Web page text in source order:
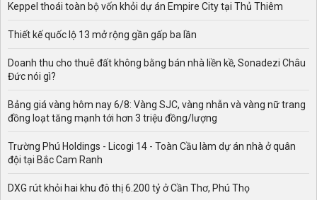
Keppel thoái toàn bộ vốn khỏi dự án Empire City tại Thủ Thiêm
Thiết kế quốc lộ 13 mở rộng gần gấp ba lần
Doanh thu cho thuê đất không bằng bán nhà liền kề, Sonadezi Châu
Đức nói gì?
Bảng giá vàng hôm nay 6/8: Vàng SJC, vàng nhẫn và vàng nữ trang
đồng loạt tăng mạnh tới hơn 3 triệu đồng/lượng
Trường Phú Holdings - Licogi 14 - Toàn Cầu làm dự án nhà ở quân
đội tại Bắc Cam Ranh
DXG rút khỏi hai khu đô thị 6.200 tỷ ở Cần Thơ, Phú Thọ